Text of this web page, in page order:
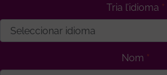
Tria l’idioma
Nom